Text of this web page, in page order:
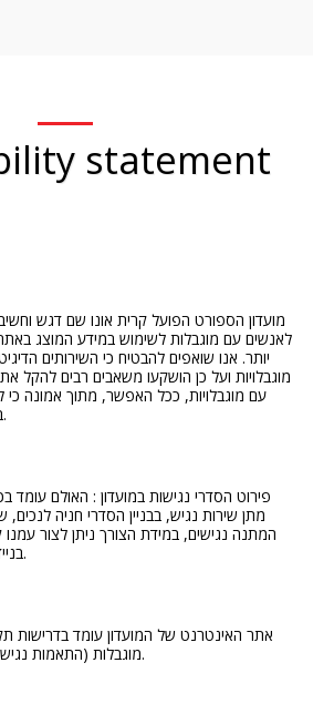
statement
מועדון הספורט הפועל קרית אונו שם דגש
לאנשים עם מוגבלות לשימוש במידע המוצג
יותר. אנו שואפים להבטיח כי השירותים
מוגבלויות ועל כן הושקעו משאבים רבים להקל
עם מוגבלויות, ככל האפשר, מתוך אמונה כי
בשוויון, כבוד, נוחות ועצמאות.
פירוט הסדרי נגישות במועדון : האולם עומד
מתן שירות נגיש, בבניין הסדרי חניה לנכים,
המתנה נגישים, במידת הצורך ניתן לצור
בנייד 050-8680068 או במייל.
אתר האינטרנט של המועדון עומד בדרישות
מוגבלות (התאמות נגישות לשירות), התשע"ג 2013.